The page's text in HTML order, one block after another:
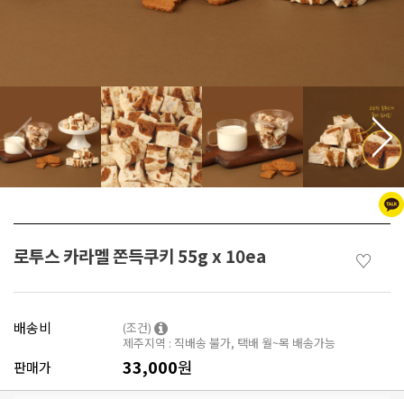
로투스 카라멜 쫀득쿠키 55g x 10ea ♡
배송비
(조건)
제주지역 : 직배송 불가, 택배 월~목 배송가능
판매가 33,000원